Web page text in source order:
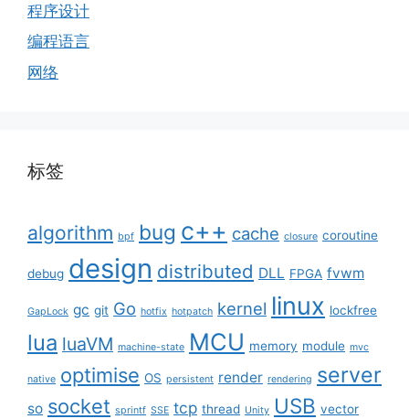
程序设计
编程语言
网络
标签
algorithm bpf bug c++ cache closure coroutine
debug design distributed DLL FPGA fvwm
GapLock gc git Go hotfix hotpatch kernel linux lockfree
lua luaVM machine-state MCU memory module mvc
native optimise OS persistent render rendering server
so socket sprintf SSE tcp thread Unity USB vector